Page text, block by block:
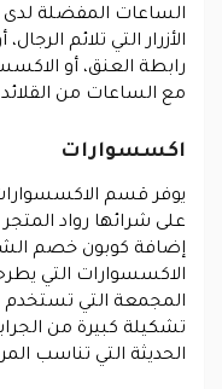
الساعات المفضلة لدى
الأزرار التي تلائم
رابطة العنق، أو
مع الساعات من القلائد
اكسسوارات
يوفر قسم
على شرائها رواد
إضافة كوبون خصم
الاكسسوارات التي
المجمعة التي تستخدم
تشكيلة كبيرة من
الحديثة التي تناسب